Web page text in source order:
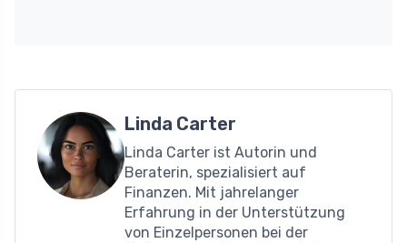
Linda Carter
Linda Carter ist Autorin und
Beraterin, spezialisiert auf
Finanzen. Mit jahrelanger
Erfahrung in der Unterstützung
von Einzelpersonen bei der